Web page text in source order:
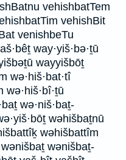
vehishbatTem
vehishBit
venishbeTu
way·yiš·bə·ṯū
wayyišbōṯ
wə·hiš·bat·tî
wə·hiš·bî·ṯū
wə·niš·baṯ-
wəhišbaṯnū
wəhišbattîm
wənišbaṯ-